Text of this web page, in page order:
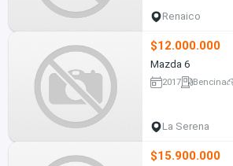
Renaico
$12.000.000
Mazda 6
2017 Bencina
La Serena
$15.900.000